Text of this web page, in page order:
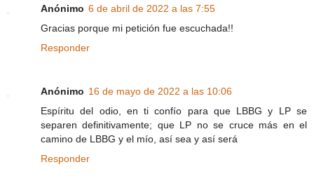
Anónimo 6 de abril de 2022 a las 7:55
Gracias porque mi petición fue escuchada!!
Responder
Anónimo 16 de mayo de 2022 a las 10:06
Espíritu del odio, en ti confío para que LBBG y LP se
separen definitivamente; que LP no se cruce más en el
camino de LBBG y el mío, así sea y así será
Responder